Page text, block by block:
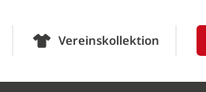
Vereinskollektion